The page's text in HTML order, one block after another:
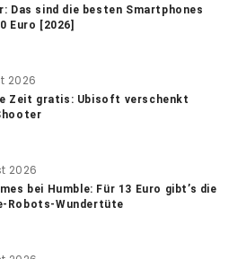
Das sind die besten Smartphones
Euro [2026]
2026
Zeit gratis: Ubisoft verschenkt
2026
bei Humble: Für 13 Euro gibt’s die
Robots-Wundertüte